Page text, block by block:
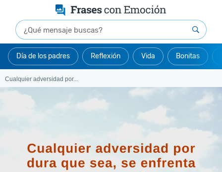
Día de los padres Reflexión Vida Bonitas
Cualquier adversidad por...